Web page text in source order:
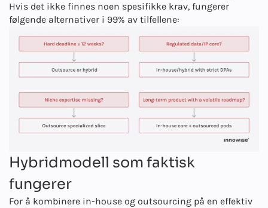
Hvis det ikke finnes noen spesifikke krav, fungerer
følgende alternativer i 99% av tilfellene:
Hybridmodell som faktisk
fungerer
For å kombinere in-house og outsourcing på en effektiv